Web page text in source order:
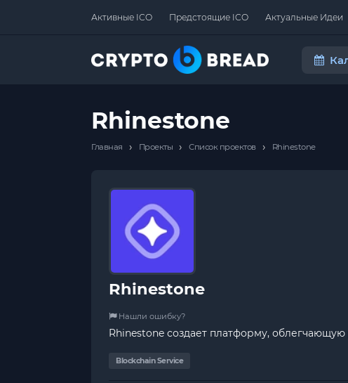
Активные ICO Предстоящие ICO Актуальные Идеи
Rhinestone
Главная › Проекты › Список проектов › Rhinestone
Rhinestone
Нашли ошибку?
Rhinestone создает платформу, облегчающую
Blockchain Service